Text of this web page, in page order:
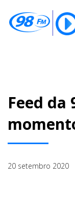
SOBRE
Feed da
20 setembro 2020